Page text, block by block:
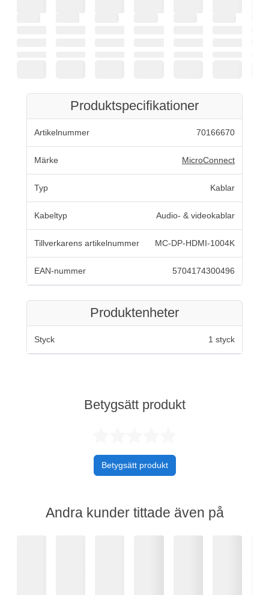
Produktspecifikationer
Artikelnummer 70166670
Märke MicroConnect
Typ Kablar
Kabeltyp Audio- & videokablar
Tillverkarens artikelnummer MC-DP-HDMI-1004K
EAN-nummer 5704174300496
Produktenheter
Styck 1 styck
Betygsätt produkt
Betygsätt produkt
Andra kunder tittade även på